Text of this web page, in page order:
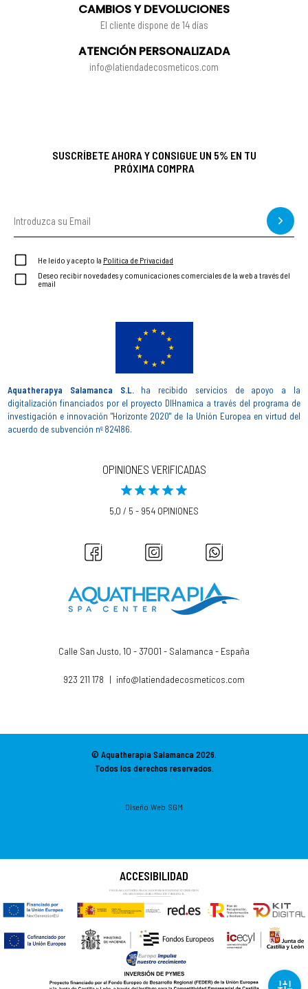
CAMBIOS Y DEVOLUCIONES
El cliente dispone de 14 días
ATENCIÓN PERSONALIZADA
info@latiendadecosmeticos.com
SUSCRÍBETE AHORA Y CONSIGUE UN 5% EN TU
PRÓXIMA COMPRA
He leído y acepto la Política de Privacidad
Deseo recibir novedades y comunicaciones comerciales de la web a través del
email
Aquatherapya Salamanca S.L. ha recibido servicios de apoyo a la
digitalización financiados por el proyecto DIHnamica a través del programa de
investigación e innovación "Horizonte 2020" de la Unión Europea en virtud del
acuerdo de subvención nº 824186.
OPINIONES VERIFICADAS
5,0 / 5 - 954 OPINIONES
Calle San Justo, 10 - 37001 - Salamanca - España
923 211 178 | info@latiendadecosmeticos.com
© Aquatherapia Salamanca2026.
Todos los derechos reservados.
Diseño Web SGM
ACCESIBILIDAD